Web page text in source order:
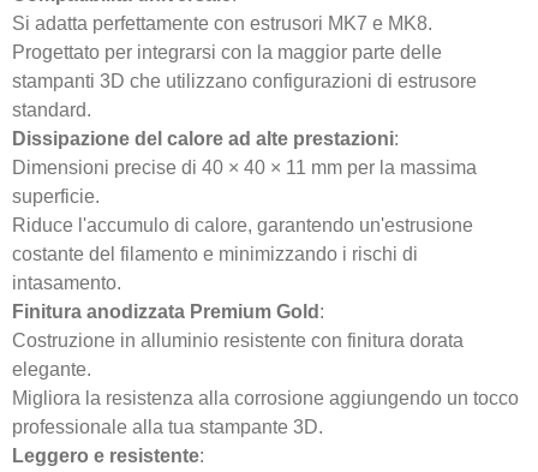
Si adatta perfettamente con estrusori MK7 e MK8.
Progettato per integrarsi con la maggior parte delle
stampanti 3D che utilizzano configurazioni di estrusore
standard.
Dissipazione del calore ad alte prestazioni:
Dimensioni precise di 40 × 40 × 11 mm per la massima
superficie.
Riduce l'accumulo di calore, garantendo un'estrusione
costante del filamento e minimizzando i rischi di
intasamento.
Finitura anodizzata Premium Gold :
Costruzione in alluminio resistente con finitura dorata
elegante.
Migliora la resistenza alla corrosione aggiungendo un tocco
professionale alla tua stampante 3D.
Leggero e resistente: